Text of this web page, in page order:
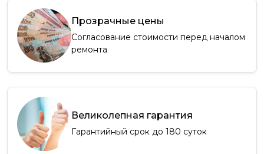
Прозрачные цены
Согласование стоимости перед началом
ремонта
Великолепная гарантия
Гарантийный срок до 180 суток